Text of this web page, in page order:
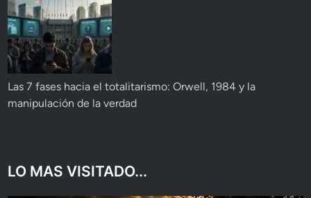
Las 7 fases hacia el totalitarismo: Orwell, 1984 y la
manipulación de la verdad
LO MAS VISITADO...